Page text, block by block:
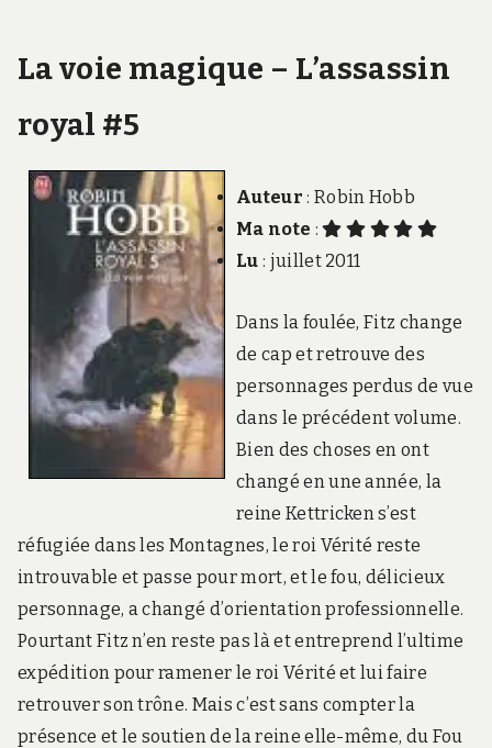
La voie magique – L’assassin
royal #5
Auteur : Robin Hobb
Ma note :
Lu : juillet 2011
Dans la foulée, Fitz change
de cap et retrouve des
personnages perdus de vue
dans le précédent volume.
Bien des choses en ont
changé en une année, la
reine Kettricken s’est
réfugiée dans les Montagnes, le roi Vérité reste
introuvable et passe pour mort, et le fou, délicieux
personnage, a changé d’orientation professionnelle.
Pourtant Fitz n’en reste pas là et entreprend l’ultime
expédition pour ramener le roi Vérité et lui faire
retrouver son trône. Mais c’est sans compter la
présence et le soutien de la reine elle-même, du Fou